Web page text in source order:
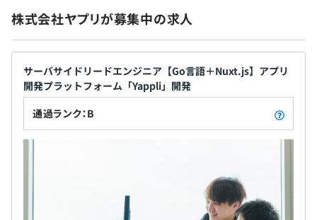
・サーバサイド：Go、PHP、golangci-lint、Laravel、
PHPUnit、PHPStan
・フロントエンド：HTML、CSS、Sass（SCSS）、
jQuery
・モバイルアプリ：Swift、Objective-C、Kotlin、Java、
Dagger Hilt、fastlane、Cocoapods、Carthage、SPM、
Flutter
・3カ月ごとの目標設定、振り返りによる評価をおこなっ
株式会社ヤプリが募集中の求人
サーバサイドリードエンジニア【Go言語＋Nuxt.js】アプリ
開発プラットフォーム「Yappli」開発
通過ランク：B